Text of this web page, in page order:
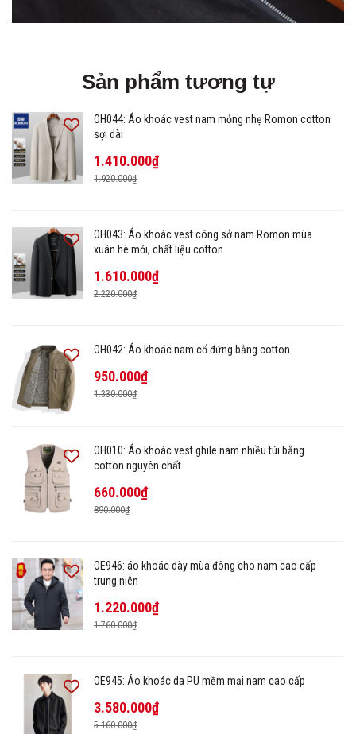
Sản phẩm tương tự
OH044: Áo khoác vest nam mỏng nhẹ Romon cotton
sợi dài
1.410.000₫
1.920.000₫
OH043: Áo khoác vest công sở nam Romon mùa
xuân hè mới, chất liệu cotton
1.610.000₫
2.220.000₫
OH042: Áo khoác nam cổ đứng bằng cotton
950.000₫
1.330.000₫
OH010: Áo khoác vest ghile nam nhiều túi bằng
cotton nguyên chất
660.000₫
890.000₫
OE946: áo khoác dày mùa đông cho nam cao cấp
trung niên
1.220.000₫
1.760.000₫
OE945: Áo khoác da PU mềm mại nam cao cấp
3.580.000₫
5.160.000₫